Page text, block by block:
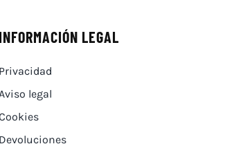
INFORMACIÓN LEGAL
Privacidad
legal
Devoluciones